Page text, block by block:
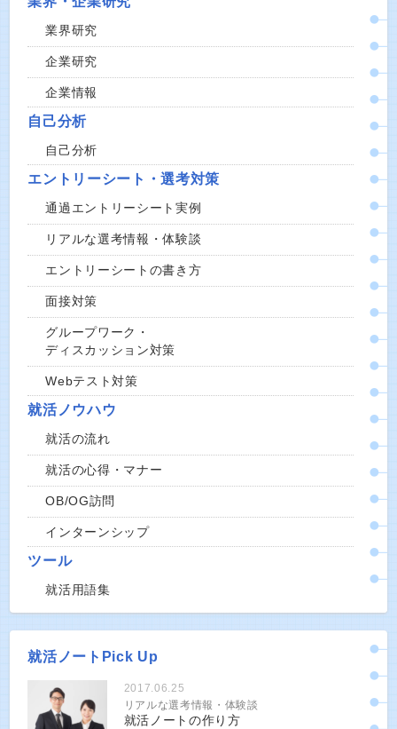
業界研究
企業研究
企業情報
自己分析
自己分析
エントリーシート・選考対策
通過エントリーシート実例
リアルな選考情報・体験談
エントリーシートの書き方
面接対策
グループワーク・
ディスカッション対策
Webテスト対策
就活ノウハウ
就活の流れ
就活の心得・マナー
OB/OG訪問
インターンシップ
ツール
就活用語集
就活ノートPick Up
2017.06.25
リアルな選考情報・体験談
就活ノートの作り方